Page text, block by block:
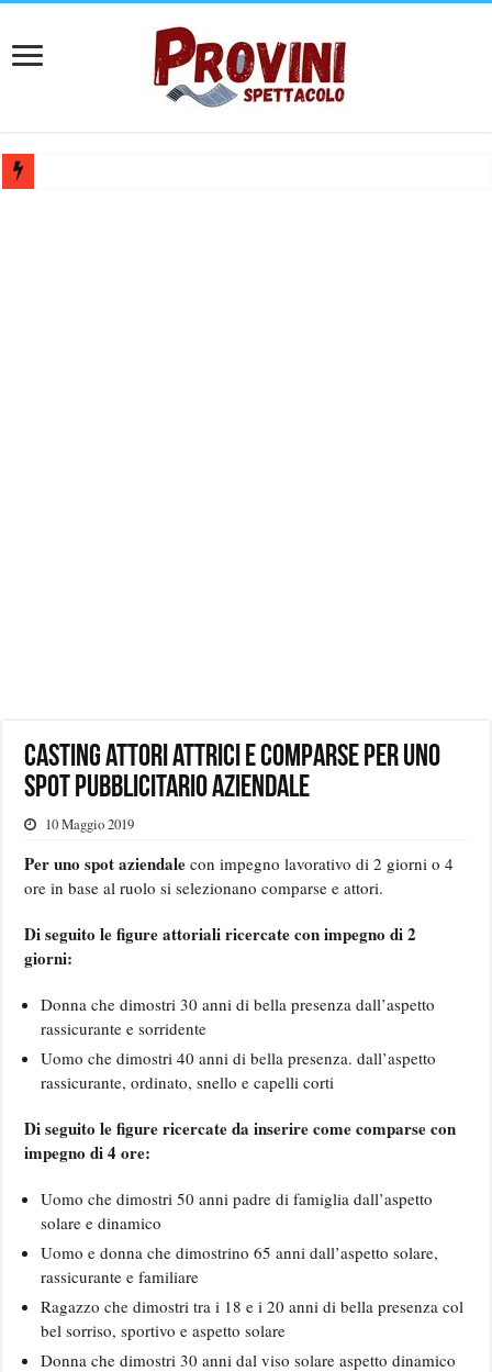
Casting attori attrici e comparse per uno
spot pubblicitario aziendale
10 Maggio 2019
Per uno spot aziendale con impegno lavorativo di 2 giorni o 4
ore in base al ruolo si selezionano comparse e attori.
Di seguito le figure attoriali ricercate con impegno di 2
giorni:
Donna che dimostri 30 anni di bella presenza dall’aspetto
rassicurante e sorridente
Uomo che dimostri 40 anni di bella presenza. dall’aspetto
rassicurante, ordinato, snello e capelli corti
Di seguito le figure ricercate da inserire come comparse con
impegno di 4 ore:
Uomo che dimostri 50 anni padre di famiglia dall’aspetto
solare e dinamico
Uomo e donna che dimostrino 65 anni dall’aspetto solare,
rassicurante e familiare
Ragazzo che dimostri tra i 18 e i 20 anni di bella presenza col
bel sorriso, sportivo e aspetto solare
Donna che dimostri 30 anni dal viso solare aspetto dinamico